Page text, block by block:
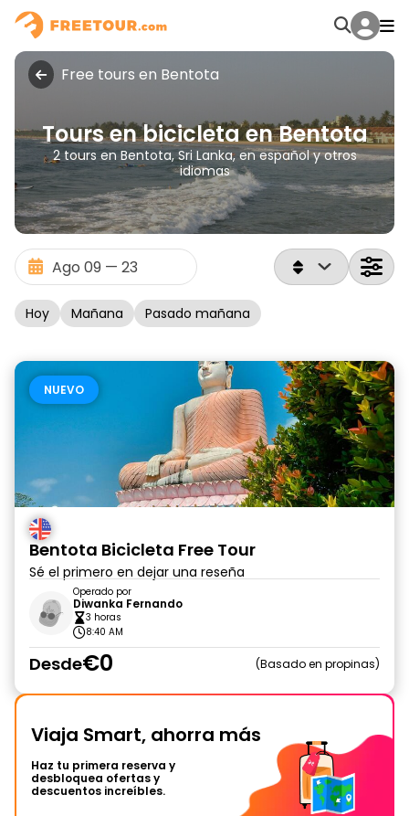
Free tours en Bentota
Tours en bicicleta en Bentota
2 tours en Bentota, Sri Lanka, en español y otros
idiomas
Hoy Mañana Pasado mañana
NUEVO
Bentota Bicicleta Free Tour
Sé el primero en dejar una reseña
Operado por
Diwanka Fernando
3 horas
8:40 AM
Desde€0 Basado en propinas
Viaja Smart, ahorra más
Haz tu primera reserva y
desbloquea ofertas y
descuentos increíbles.